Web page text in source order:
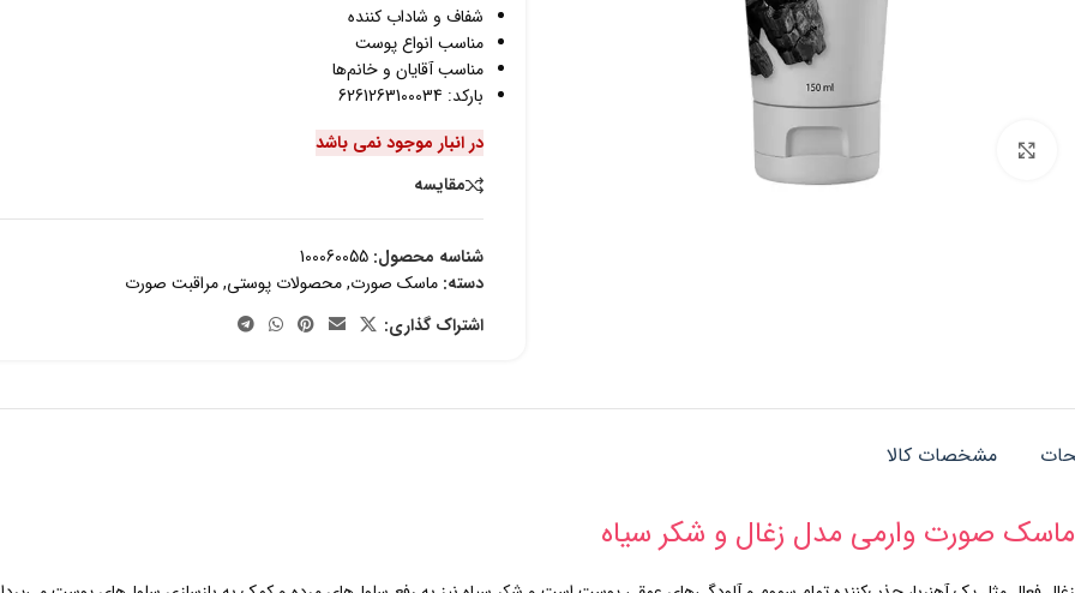
شفاف و شاداب کننده
مناسب انواع پوست
مناسب آقایان و خانم‌ها
بارکد: 6261263100034
در انبار موجود نمی باشد
مقایسه
شناسه محصول: 100060055
دسته: ماسک صورت,محصولات پوستی,مراقبت صورت
اشتراک گذاری:
مشخصات کالا
ماسک صورت وارمی مدل زغال و شکر سیاه